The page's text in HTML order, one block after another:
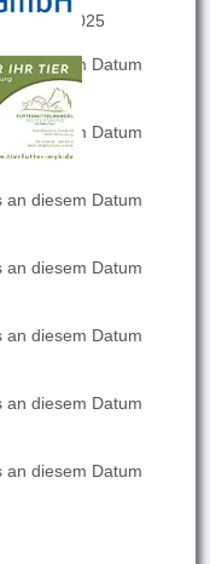
2025
an diesem Datum
an diesem Datum
an diesem Datum
an diesem Datum
an diesem Datum
an diesem Datum
an diesem Datum